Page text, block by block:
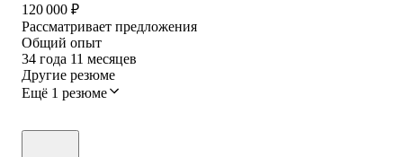
120 000 ₽
Рассматривает предложения
Общий опыт
34 года 11 месяцев
Другие резюме
Ещё 1 резюме